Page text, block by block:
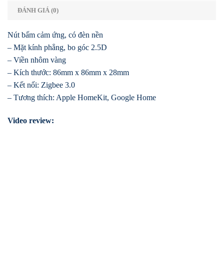
ĐÁNH GIÁ (0)
Nút bấm cảm ứng, có đèn nền
– Mặt kính phẳng, bo góc 2.5D
– Viền nhôm vàng
– Kích thước: 86mm x 86mm x 28mm
– Kết nối: Zigbee 3.0
– Tương thích: Apple HomeKit, Google Home
Video review: